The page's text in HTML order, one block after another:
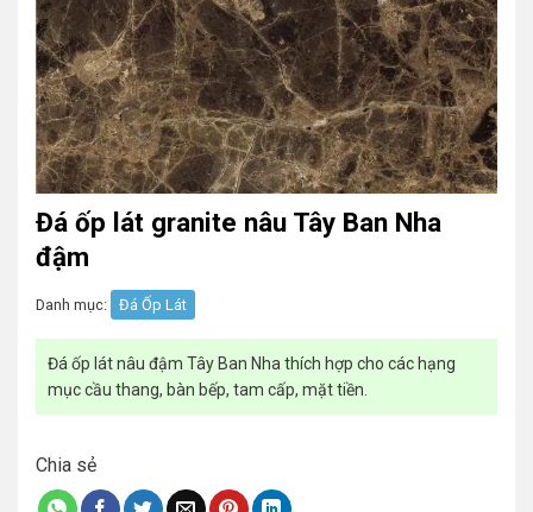
Đá ốp lát granite nâu Tây Ban Nha
đậm
Danh mục: Đá Ốp Lát
Đá ốp lát nâu đậm Tây Ban Nha thích hợp cho các hạng
mục cầu thang, bàn bếp, tam cấp, mặt tiền.
Chia sẻ